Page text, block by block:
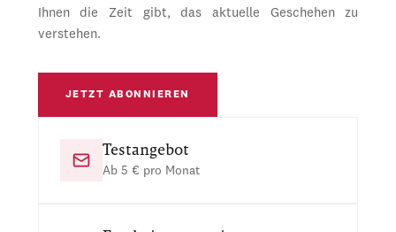
Ihnen die Zeit gibt, das aktuelle Geschehen zu
verstehen.
JETZT ABONNIEREN
Testangebot
Ab 5 € pro Monat